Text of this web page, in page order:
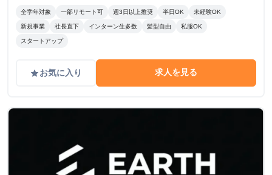
全学年対象 一部リモート可 週3日以上推奨 半日OK 未経験OK
新規事業 社長直下 インターン生多数 髪型自由 私服OK
スタートアップ
gradeお気に入り 求人を見る